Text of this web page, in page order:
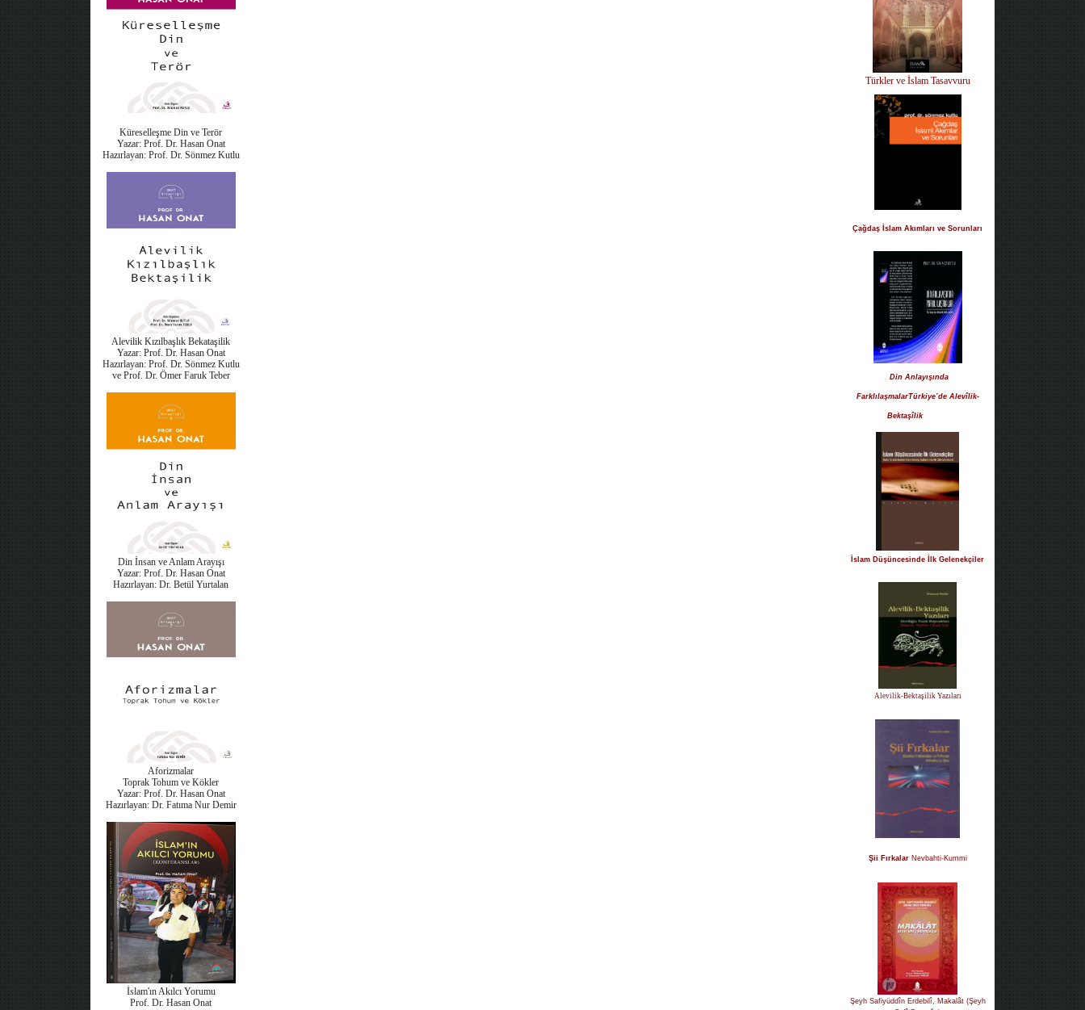
Küreselleşme Din ve Terör
Yazar: Prof. Dr. Hasan Onat
Hazırlayan: Prof. Dr. Sönmez Kutlu
Alevilik Kızılbaşlık Bekataşilik
Yazar: Prof. Dr. Hasan Onat
Hazırlayan: Prof. Dr. Sönmez Kutlu
ve Prof. Dr. Ömer Faruk Teber
Din İnsan ve Anlam Arayışı
Yazar: Prof. Dr. Hasan Onat
Hazırlayan: Dr. Betül Yurtalan
Aforizmalar
Toprak Tohum ve Kökler
Yazar: Prof. Dr. Hasan Onat
Hazırlayan: Dr. Fatıma Nur Demir
İslam'ın Akılcı Yorumu
Prof. Dr. Hasan Onat
Türkler ve İslam Tasavvuru
Çağdaş İslam Akımları ve Sorunları
Din Anlayışında
FarklılaşmalarTürkiye’de Alevîlik-
Bektaşîlik
İslam Düşüncesinde İlk Gelenekçiler
Alevilik-Bektaşilik Yazıları
Şii Fırkalar Nevbahti-Kummi
Şeyh Safiyüddîn Erdebilî, Makalât (Şeyh